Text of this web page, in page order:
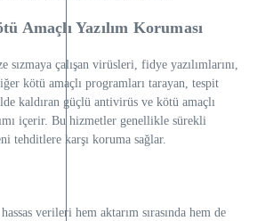
Amaçlı Yazılım Koruması
sızmaya çalışan virüsleri, fidye yazılımlarını,
kötü amaçlı programları tarayan, tespit
kaldıran güçlü antivirüs ve kötü amaçlı
içerir. Bu hizmetler genellikle sürekli
tehditlere karşı koruma sağlar.
verileri hem aktarım sırasında hem de